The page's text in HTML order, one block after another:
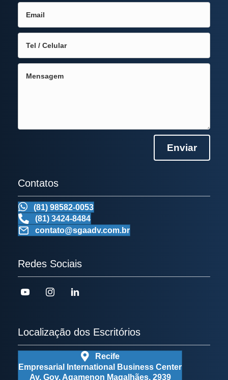
Enviar
Contatos
(81) 98582-0053
(81) 3424-8484
contato@sgaadv.com.br
Redes Sociais
Localização dos Escritórios
Recife
Empresarial International Business Center
Av. Gov. Agamenon Magalhães, 2939